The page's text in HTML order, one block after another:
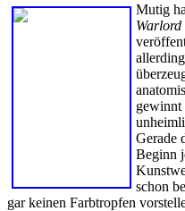
Mutig
Warlord
gewinnt
Gerade
Beginn
schon
gar keinen Farbtropfen